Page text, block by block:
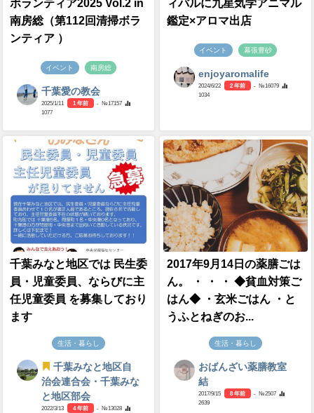
ボランティア2025 Vol.2 in
南房総（第112回清掃ボラ
ンティア ）
イベント 南房総
千葉愛の教会
2025/1/11 1 年前
- №17157
1077
ィバルに九星気学アニマル
鑑定×アロマ出店
イベント 幕張豊砂
enjoyaromalife
2024/6/22 2 年前
- №16079
1034
千葉みなと地区では 民生委
員・児童委員、ならびに主
任児童委員 を募集しており
ます
生活・暮らし
千葉みなと地区自
治会連合会・千葉みな
と地区部会
2022/3/13 4 年前
- №13028
2017年9月14日の薬膳ごは
ん。 ・ ・ ・ ◆貧血対策ご
はん◆ ・玄米ごはん ・と
うふとねぎのお...
生活・暮らし
おばんざい薬膳教室
結
2017/9/15 8 年前
- №2507
2639